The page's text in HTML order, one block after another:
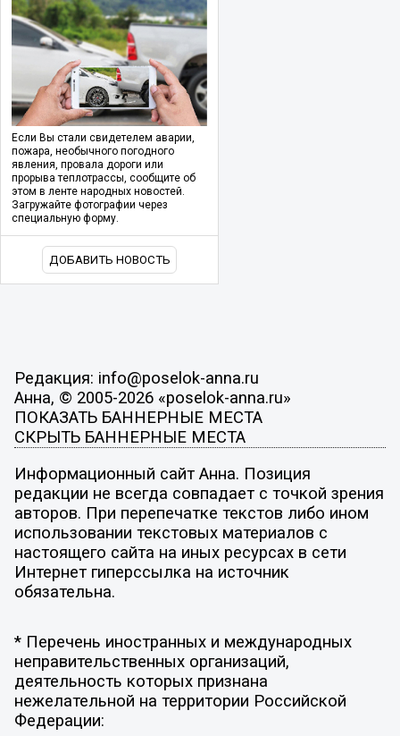
Если Вы стали свидетелем аварии,
пожара, необычного погодного
явления, провала дороги или
прорыва теплотрассы, сообщите об
этом в ленте народных новостей.
Загружайте фотографии через
специальную форму.
ДОБАВИТЬ НОВОСТЬ
Редакция: info@poselok-anna.ru
Анна, © 2005-2026 «poselok-anna.ru»
ПОКАЗАТЬ БАННЕРНЫЕ МЕСТА
СКРЫТЬ БАННЕРНЫЕ МЕСТА
Информационный сайт Анна. Позиция
редакции не всегда совпадает с точкой зрения
авторов. При перепечатке текстов либо ином
использовании текстовых материалов с
настоящего сайта на иных ресурсах в сети
Интернет гиперссылка на источник
обязательна.
* Перечень иностранных и международных
неправительственных организаций,
деятельность которых признана
нежелательной на территории Российской
Федерации: